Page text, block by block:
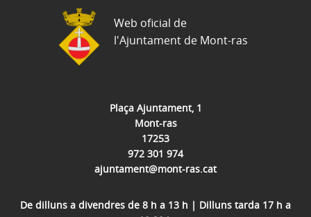
Plaça Ajuntament, 1
Mont-ras
17253
972 301 974
ajuntament@mont-ras.cat
De dilluns a divendres de 8 h a 13 h | Dilluns tarda 17 h a
Web oficial de
l'Ajuntament de Mont-ras